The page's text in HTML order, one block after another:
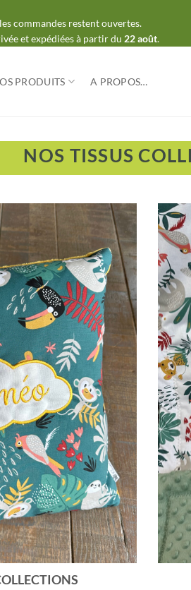
commandes restent ouvertes.
et expédiées à partir du 22 août.
PRODUITS A PROPOS…
NOS TISSUS